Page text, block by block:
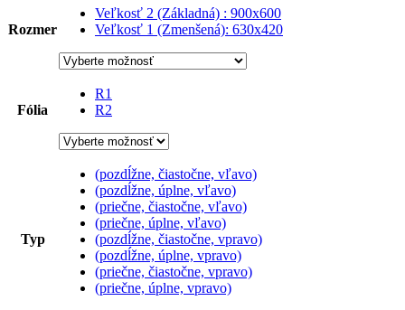
66,25 €
Rozmer
Veľkosť 2 (Základná) : 900x600
Veľkosť 1 (Zmenšená): 630x420
Fólia
R1
R2
Typ
(pozdĺžne, čiastočne, vľavo)
(pozdĺžne, úplne, vľavo)
(priečne, čiastočne, vľavo)
(priečne, úplne, vľavo)
(pozdĺžne, čiastočne, vpravo)
(pozdĺžne, úplne, vpravo)
(priečne, čiastočne, vpravo)
(priečne, úplne, vpravo)